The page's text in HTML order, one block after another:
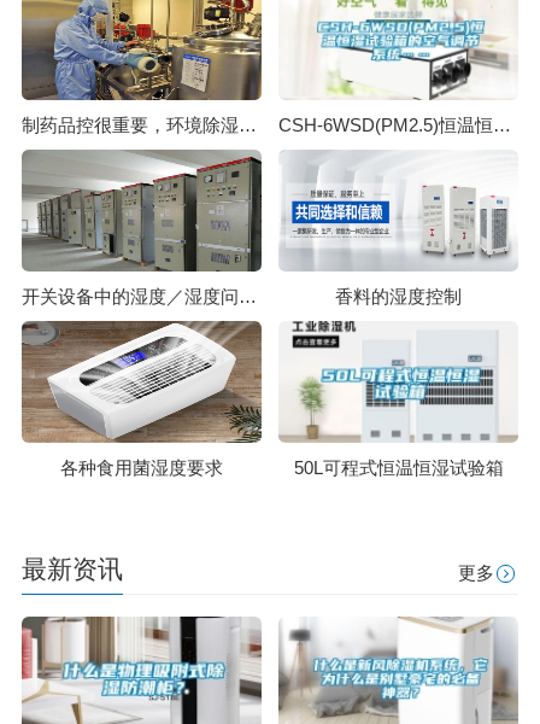
制药品控很重要，环境除湿机很重要 CSH-6WSD(PM2.5)恒温恒湿试验箱的空气调节系统……
开关设备中的湿度／湿度问题_除湿机厂家 香料的湿度控制
各种食用菌湿度要求 50L可程式恒温恒湿试验箱
最新资讯 更多